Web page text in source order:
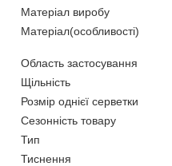
Матеріал виробу
Матеріал(особливості)
Область застосування
Щільність
Розмір однієї серветки
Сезонність товару
Тип
Тиснення